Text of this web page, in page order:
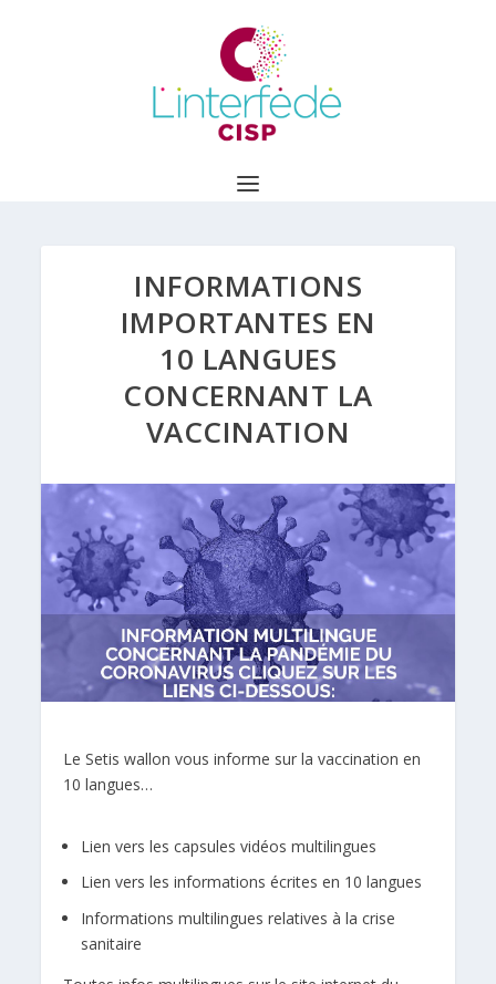
INFORMATIONS
IMPORTANTES EN
10 LANGUES
CONCERNANT LA
VACCINATION
Le Setis wallon vous informe sur la vaccination en
10 langues…
Lien vers les capsules vidéos multilingues
Lien vers les informations écrites en 10 langues
Informations multilingues relatives à la crise
sanitaire